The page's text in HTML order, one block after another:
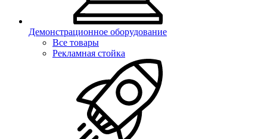
Демонстрационное оборудование
Все товары
Рекламная стойка